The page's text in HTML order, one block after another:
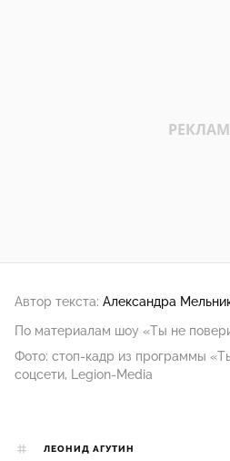
Автор текста: Александра
По материалам шоу «Ты не
Фото: стоп-кадр из программы
соцсети, Legion-Media
ЛЕОНИД АГУТИН